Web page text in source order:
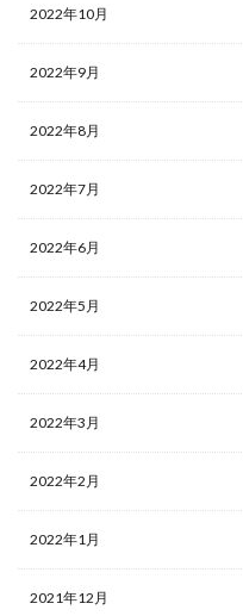
2022年10月
2022年9月
2022年8月
2022年7月
2022年6月
2022年5月
2022年4月
2022年3月
2022年2月
2022年1月
2021年12月